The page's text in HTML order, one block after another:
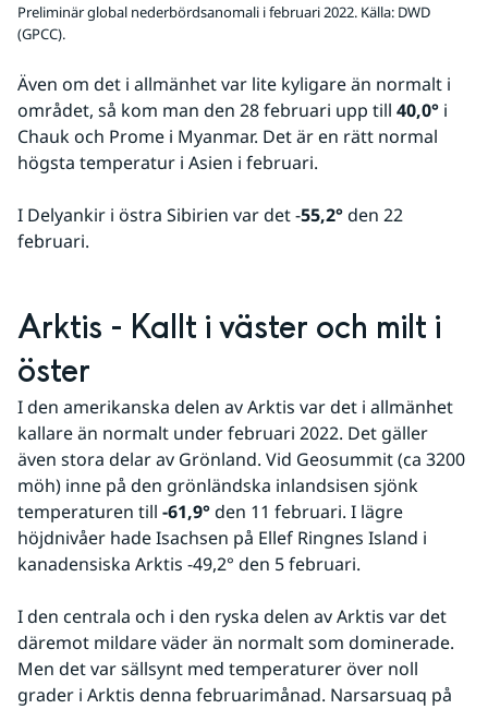
Preliminär global nederbördsanomali i februari 2022. Källa: DWD
(GPCC).
Även om det i allmänhet var lite kyligare än normalt i
området, så kom man den 28 februari upp till 40,0° i
Chauk och Prome i Myanmar. Det är en rätt normal
högsta temperatur i Asien i februari.
I Delyankir i östra Sibirien var det -55,2° den 22
februari.
Arktis - Kallt i väster och milt i
öster
I den amerikanska delen av Arktis var det i allmänhet
kallare än normalt under februari 2022. Det gäller
även stora delar av Grönland. Vid Geosummit (ca 3200
möh) inne på den grönländska inlandsisen sjönk
temperaturen till -61,9° den 11 februari. I lägre
höjdnivåer hade Isachsen på Ellef Ringnes Island i
kanadensiska Arktis -49,2° den 5 februari.
I den centrala och i den ryska delen av Arktis var det
däremot mildare väder än normalt som dominerade.
Men det var sällsynt med temperaturer över noll
grader i Arktis denna februarimånad. Narsarsuaq på